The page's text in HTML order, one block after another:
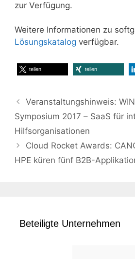
zur Verfügung.
Weitere Informationen zu
Lösungskatalog verfügbar.
teilen teilen
Veranstaltungshinweis:
Symposium 2017 – SaaS für
Hilfsorganisationen
Cloud Rocket Awards:
HPE küren fünf B2B-
Beteiligte Unternehmen